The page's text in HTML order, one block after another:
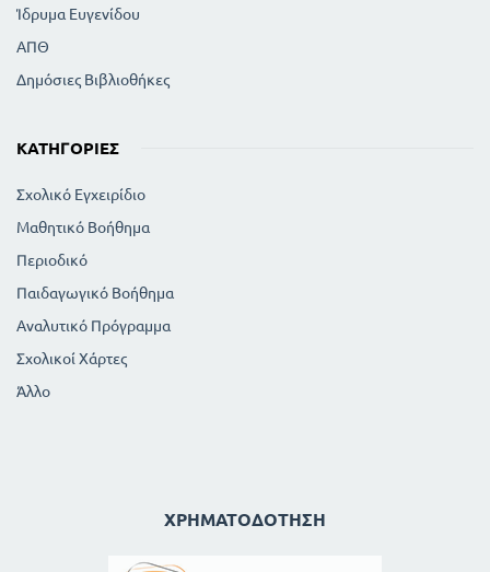
Ίδρυμα Ευγενίδου
ΑΠΘ
Δημόσιες Βιβλιοθήκες
ΚΑΤΗΓΟΡΊΕΣ
Σχολικό Εγχειρίδιο
Μαθητικό Βοήθημα
Περιοδικό
Παιδαγωγικό Βοήθημα
Αναλυτικό Πρόγραμμα
Σχολικοί Χάρτες
Άλλο
ΧΡΗΜΑΤΟΔΌΤΗΣΗ